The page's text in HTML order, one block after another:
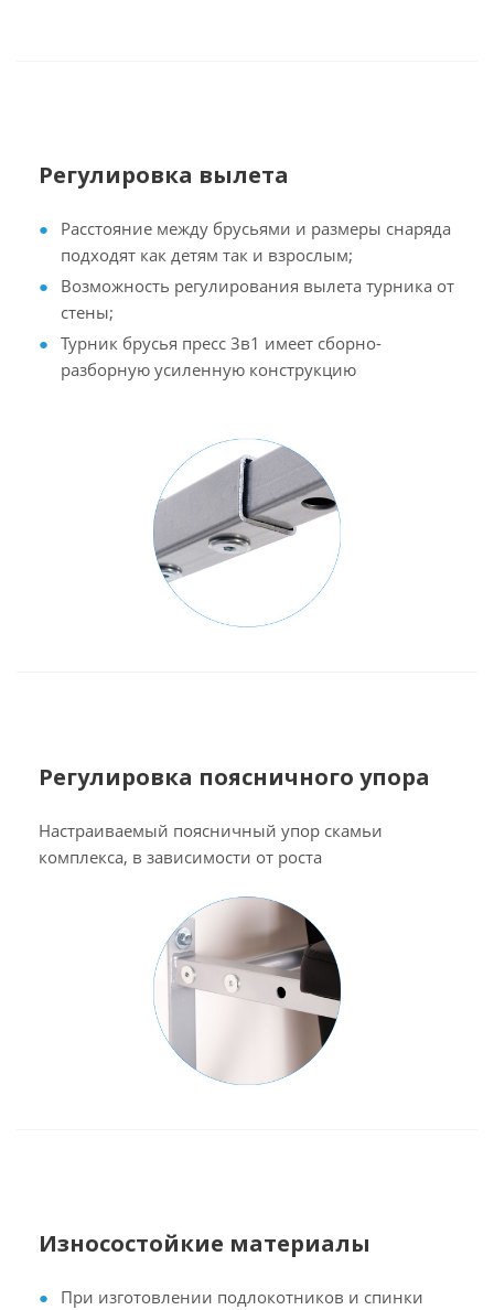
Регулировка вылета
Расстояние между брусьями и размеры снаряда
подходят как детям так и взрослым;
Возможность регулирования вылета турника от
стены;
Турник брусья пресс 3в1 имеет сборно-
разборную усиленную конструкцию
Регулировка поясничного упора
Настраиваемый поясничный упор скамьи
комплекса, в зависимости от роста
Износостойкие материалы
При изготовлении подлокотников и спинки